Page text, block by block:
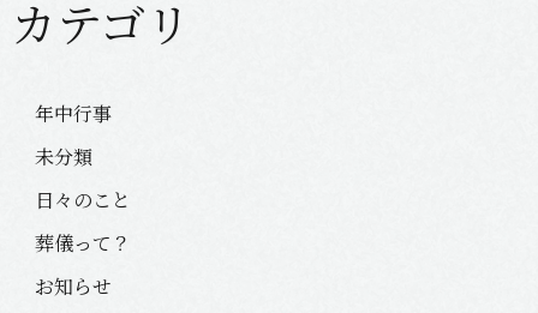
カテゴリ
年中行事
未分類
日々のこと
葬儀って？
お知らせ